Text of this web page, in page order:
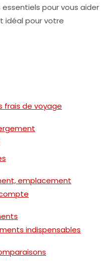
pour vous aider
idéal pour votre
frais de voyage
emplacement
indispensables